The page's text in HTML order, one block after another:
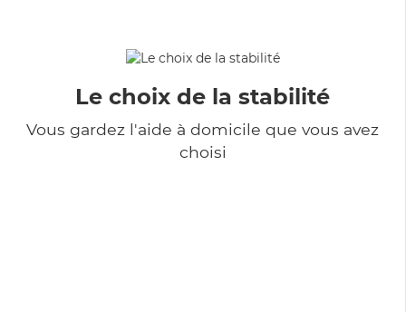
Le choix de la stabilité
Vous gardez l'aide à domicile que vous avez
choisi